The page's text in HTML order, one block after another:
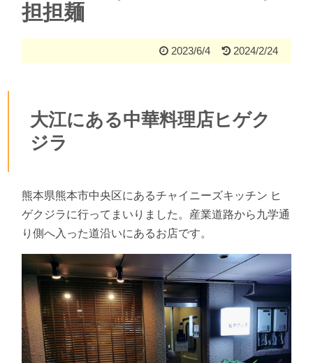
担担麺
2023/6/4 2024/2/24
大江にある中華料理店ヒゲク
ジラ
熊本県熊本市中央区にあるチャイニーズキッチン ヒ
ゲクジラに行ってまいりました。産業道路から九学通
り側へ入った道沿いにあるお店です。